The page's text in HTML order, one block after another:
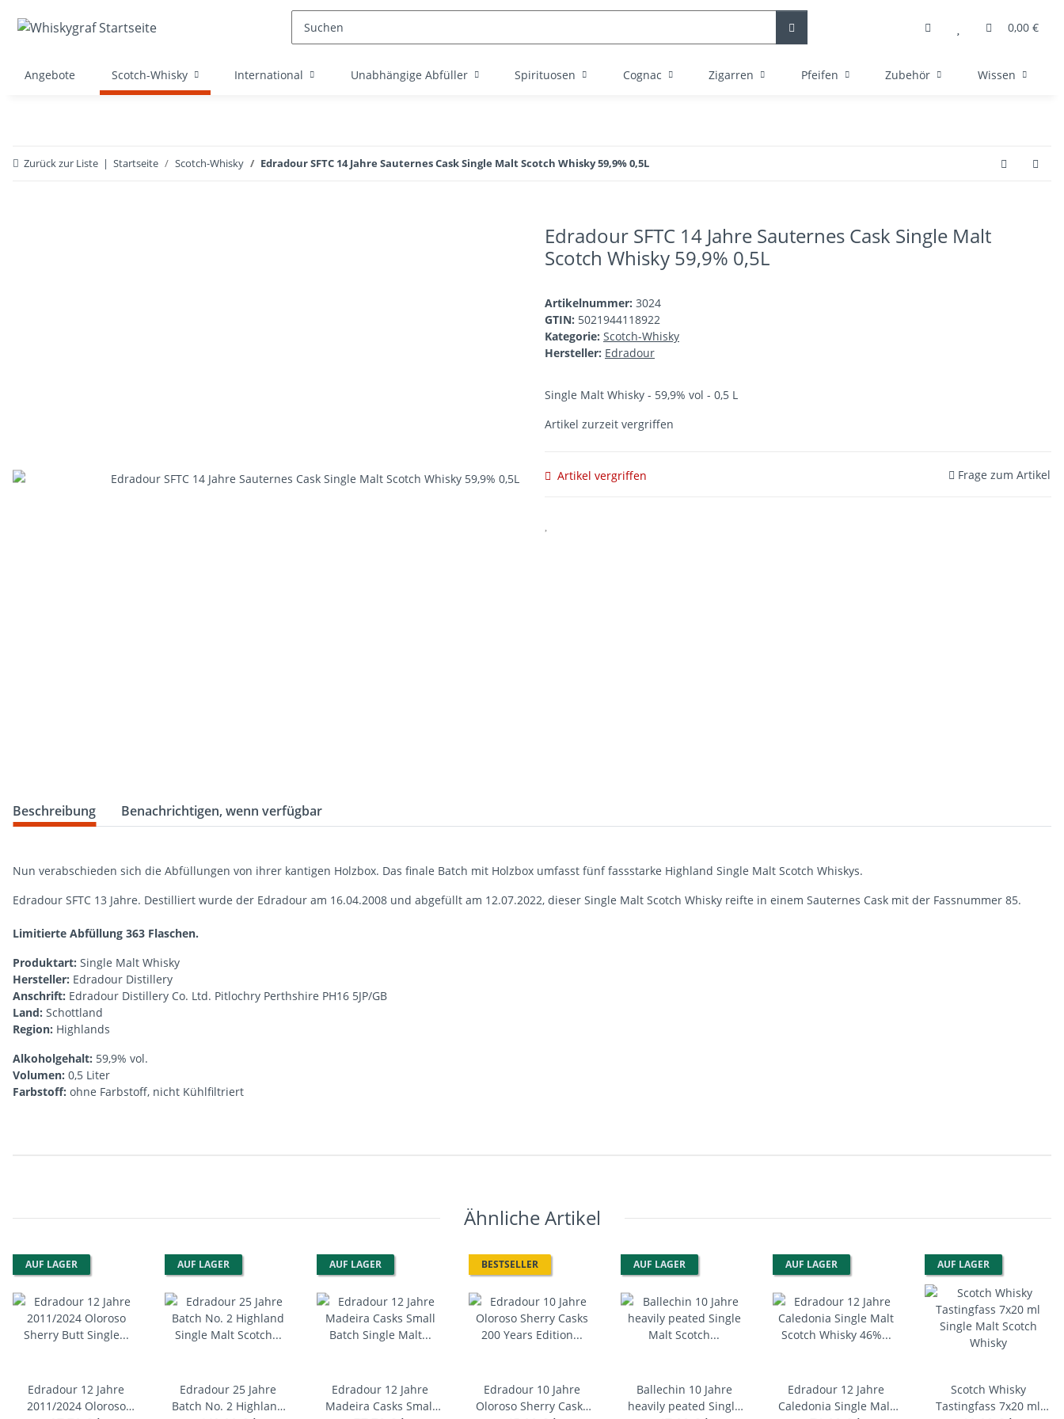
0,00 €
Angebote Scotch-Whisky International Unabhängige Abfüller Spirituosen Cognac Zigarren Pfeifen Zubehör Wissen
Zurück zur Liste Startseite Scotch-Whisky Edradour SFTC 14 Jahre Sauternes Cask Single Malt Scotch Whisky 59,9% 0,5L
Edradour SFTC 14 Jahre Sauternes Cask Single Malt
Scotch Whisky 59,9% 0,5L
Artikelnummer: 3024
GTIN: 5021944118922
Kategorie: Scotch-Whisky
Hersteller: Edradour
Single Malt Whisky - 59,9% vol - 0,5 L
Artikel zurzeit vergriffen
Artikel vergriffen Frage zum Artikel
weitere Registerkarten anzeigen
Beschreibung Benachrichtigen, wenn verfügbar
Nun verabschieden sich die Abfüllungen von ihrer kantigen Holzbox. Das finale Batch mit Holzbox umfasst fünf fassstarke Highland Single Malt Scotch Whiskys.
Edradour SFTC 13 Jahre. Destilliert wurde der Edradour am 16.04.2008 und abgefüllt am 12.07.2022, dieser Single Malt Scotch Whisky reifte in einem Sauternes Cask mit der Fassnummer 85.
Limitierte Abfüllung 363 Flaschen.
Produktart: Single Malt Whisky
Hersteller: Edradour Distillery
Anschrift: Edradour Distillery Co. Ltd. Pitlochry Perthshire PH16 5JP/GB
Land: Schottland
Region: Highlands
Alkoholgehalt: 59,9% vol.
Volumen: 0,5 Liter
Farbstoff: ohne Farbstoff, nicht Kühlfiltriert
Ähnliche Artikel
AUF LAGER
Edradour 12 Jahre
2011/2024 Oloroso
AUF LAGER
Edradour 25 Jahre
Batch No. 2 Highland
AUF LAGER
Edradour 12 Jahre
Madeira Casks Small
BESTSELLER
Edradour 10 Jahre
Oloroso Sherry Casks
AUF LAGER
Ballechin 10 Jahre
heavily peated Single
AUF LAGER
Edradour 12 Jahre
Caledonia Single Malt
AUF LAGER
Scotch Whisky
Tastingfass 7x20 ml